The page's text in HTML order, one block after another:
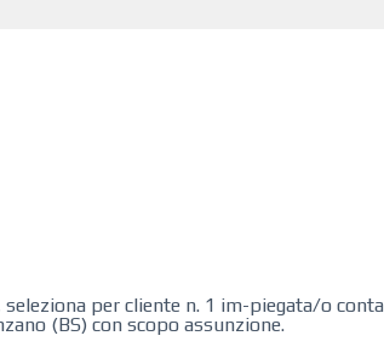
per cliente n. 1 im-piegata/o
(BS) con scopo assunzione.